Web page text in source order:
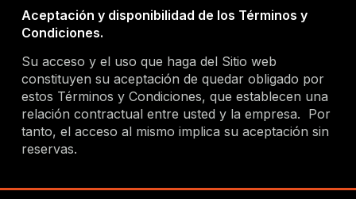
Aceptación y disponibilidad de los Términos y
Condiciones.
Su acceso y el uso que haga del Sitio web
constituyen su aceptación de quedar obligado por
estos Términos y Condiciones, que establecen una
relación contractual entre usted y la empresa. Por
tanto, el acceso al mismo implica su aceptación sin
reservas.